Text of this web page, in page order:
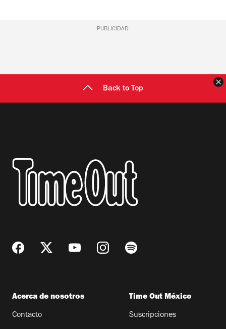
PUBLICIDAD
Back to Top
Acerca de nosotros
Contacto
Time Out México
Suscripciones